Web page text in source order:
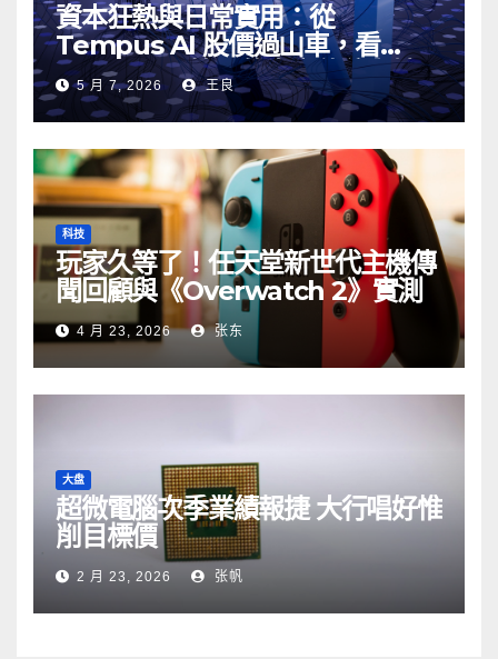
資本狂熱與日常實用：從
Tempus AI 股價過山車，看
Google AI 搜尋的真實伏位與妙用
5 月 7, 2026 王良
科技
玩家久等了！任天堂新世代主機傳
聞回顧與《Overwatch 2》實測
4 月 23, 2026 张东
大盘
超微電腦次季業績報捷 大行唱好惟
削目標價
2 月 23, 2026 张帆